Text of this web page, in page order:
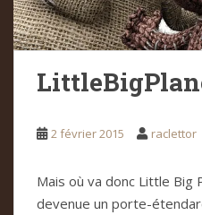
2 février 2015 raclettor
Mais où va donc Little Big
devenue un porte-